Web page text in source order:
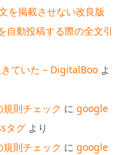
を掲載させない改良版
自動投稿する際の全文引
ていた – DigitalBoo よ
則チェック に google
タグ より
則チェック に google